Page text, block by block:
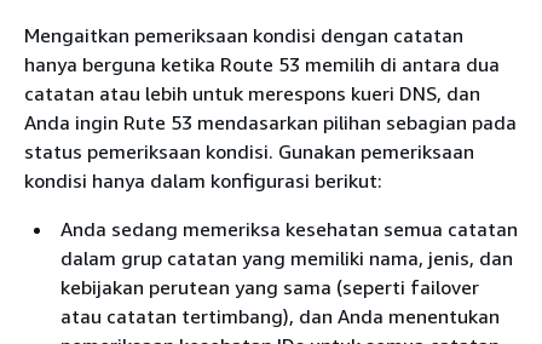
Mengaitkan pemeriksaan kondisi dengan catatan
hanya berguna ketika Route 53 memilih di antara dua
catatan atau lebih untuk merespons kueri DNS, dan
Anda ingin Rute 53 mendasarkan pilihan sebagian pada
status pemeriksaan kondisi. Gunakan pemeriksaan
kondisi hanya dalam konfigurasi berikut:
Anda sedang memeriksa kesehatan semua catatan
dalam grup catatan yang memiliki nama, jenis, dan
kebijakan perutean yang sama (seperti failover
atau catatan tertimbang), dan Anda menentukan